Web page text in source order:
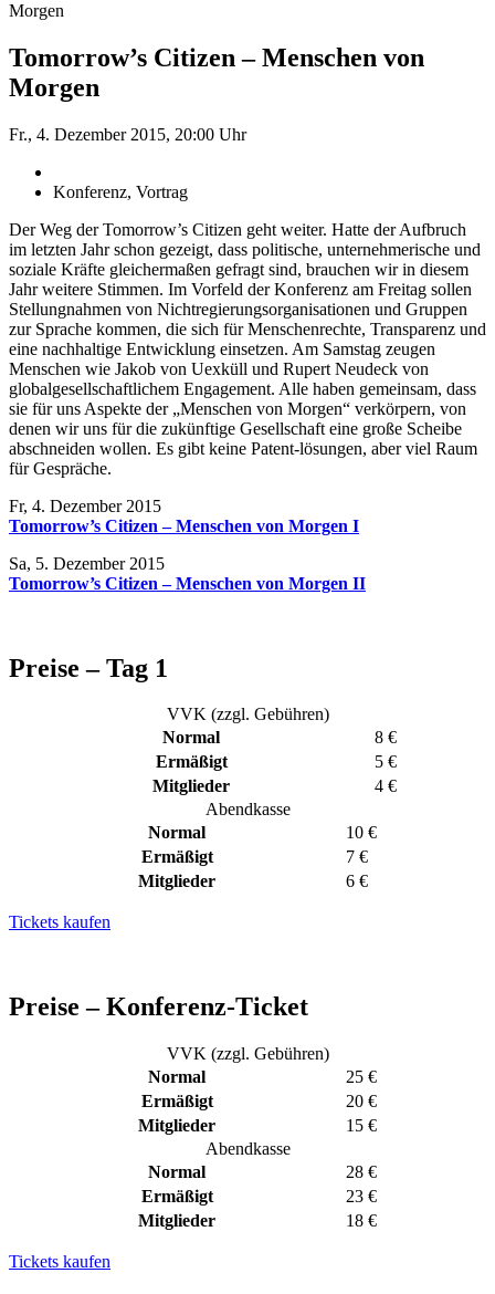
Morgen
Tomorrow’s Citizen – Menschen von
Morgen
Fr., 4. Dezember 2015, 20:00 Uhr
Konferenz, Vortrag
Der Weg der Tomorrow’s Citizen geht weiter. Hatte der Aufbruch
im letzten Jahr schon gezeigt, dass politische, unternehmerische und
soziale Kräfte gleichermaßen gefragt sind, brauchen wir in diesem
Jahr weitere Stimmen. Im Vorfeld der Konferenz am Freitag sollen
Stellungnahmen von Nichtregierungsorganisationen und Gruppen
zur Sprache kommen, die sich für Menschenrechte, Transparenz und
eine nachhaltige Entwicklung einsetzen. Am Samstag zeugen
Menschen wie Jakob von Uexküll und Rupert Neudeck von
globalgesellschaftlichem Engagement. Alle haben gemeinsam, dass
sie für uns Aspekte der „Menschen von Morgen“ verkörpern, von
denen wir uns für die zukünftige Gesellschaft eine große Scheibe
abschneiden wollen. Es gibt keine Patent-lösungen, aber viel Raum
für Gespräche.
Fr, 4. Dezember 2015
Tomorrow’s Citizen – Menschen von Morgen I
Sa, 5. Dezember 2015
Tomorrow’s Citizen – Menschen von Morgen II
Preise – Tag 1
VVK (zzgl. Gebühren)
Normal
8 €
Ermäßigt
5 €
Mitglieder
4 €
Abendkasse
Normal
10 €
Ermäßigt
7 €
Mitglieder
6 €
Tickets kaufen
Preise – Konferenz-Ticket
VVK (zzgl. Gebühren)
Normal
25 €
Ermäßigt
20 €
Mitglieder
15 €
Abendkasse
Normal
28 €
Ermäßigt
23 €
Mitglieder
18 €
Tickets kaufen